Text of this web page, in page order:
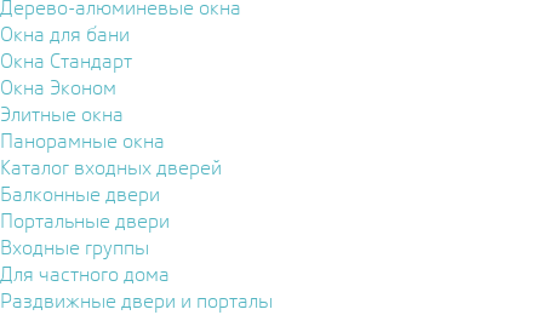
Дерево-алюминевые окна
Окна для бани
Окна Стандарт
Окна Эконом
Элитные окна
Панорамные окна
Каталог входных дверей
Балконные двери
Портальные двери
Входные группы
Для частного дома
Раздвижные двери и порталы